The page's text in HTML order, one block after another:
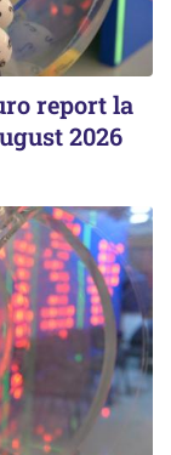
report la
2026